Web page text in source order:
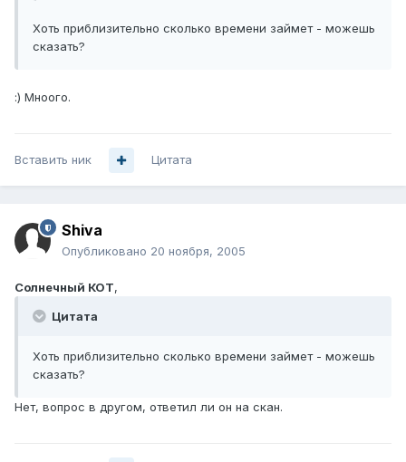
Хоть приблизительно сколько времени займет - можешь
сказать?
:) Мноого.
Вставить ник Цитата
Shiva
Опубликовано 20 ноября, 2005
Солнечный КОТ,
Цитата
Хоть приблизительно сколько времени займет - можешь
сказать?
Нет, вопрос в другом, ответил ли он на скан.